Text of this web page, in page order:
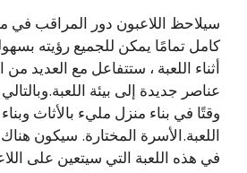
سيلاحظ اللاعبون دور المراقب في
كامل تمامًا يمكن للجميع رؤيته
أثناء اللعبة ، ستتفاعل مع العديد من
عناصر جديدة إلى بيئة
وقتًا في بناء منزل مليء بالأثاث
اللعبة.الأسرة المختارة. سيكون
في هذه اللعبة التي سيتعين على